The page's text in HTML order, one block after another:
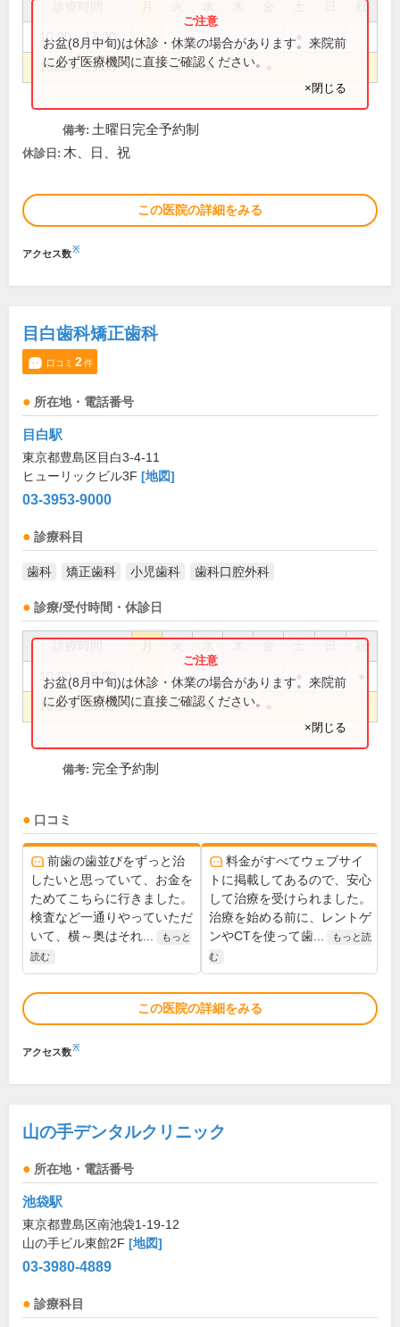
祝
10:00～17:00
10:00～19:00 ● ● ●
お盆(8月中旬)は休診・休業の場合があります。来院前
に必ず医療機関に直接ご確認ください。
×閉じる
備考: 土曜日完全予約制
休診日: 木、日、祝
この医院の詳細をみる
アクセス数※
目白歯科矯正歯科
口コミ 2件
所在地・電話番号
目白駅
東京都豊島区目白3-4-11
ヒューリックビル3F [地図]
03-3953-9000
診療科目
歯科 矯正歯科 小児歯科 歯科口腔外科
診療/受付時間・休診日
祝
10:00～18:00 ●
10:00～20:00 ● ● ● ●
お盆(8月中旬)は休診・休業の場合があります。来院前
に必ず医療機関に直接ご確認ください。
×閉じる
備考: 完全予約制
口コミ
前歯の歯並びをずっと治
したいと思っていて、お金を
ためてこちらに行きました。
検査など一通りやっていただ
いて、横～奥はそれ...
もっと
読む
料金がすべてウェブサイ
トに掲載してあるので、安心
して治療を受けられました。
治療を始める前に、レントゲ
ンやCTを使って歯...
もっと読
む
この医院の詳細をみる
アクセス数※
山の手デンタルクリニック
所在地・電話番号
池袋駅
東京都豊島区南池袋1-19-12
山の手ビル東館2F [地図]
03-3980-4889
診療科目